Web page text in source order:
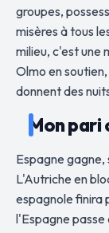
groupes,
misères à tous
milieu, c'est une
Olmo en
donnent des
Mon pari
Espagne gagne,
L'Autriche en
espagnole finira
l'Espagne passe